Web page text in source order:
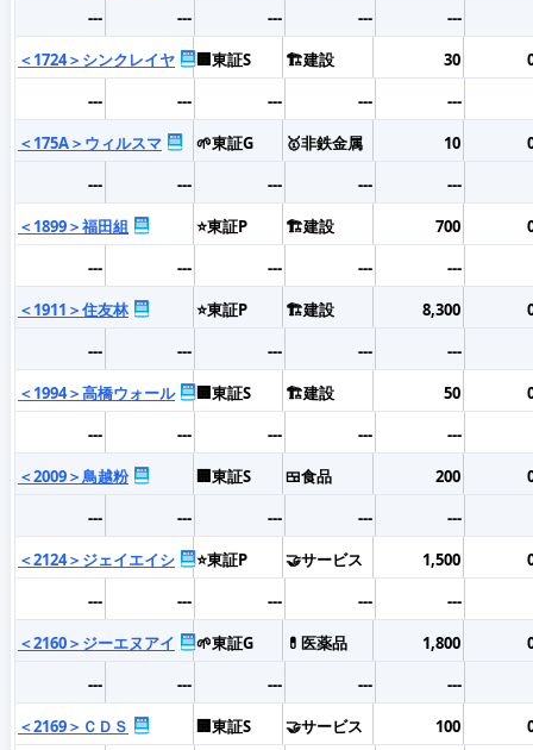
---
--- --- ---
---
＜1724＞シンクレイヤ
🏢東証S 🏗️建設 30
---
--- --- ---
---
＜175A＞ウィルスマ
🌱東証G 🥇非鉄金属 10
---
--- --- ---
---
＜1899＞福田組
⭐東証P 🏗️建設 700
---
--- --- ---
---
＜1911＞住友林
⭐東証P 🏗️建設 8,300
---
--- --- ---
---
＜1994＞高橋ウォール
🏢東証S 🏗️建設 50
---
--- --- ---
---
＜2009＞鳥越粉
🏢東証S 🍱食品 200
---
--- --- ---
---
＜2124＞ジェイエイシ
⭐東証P 🤝サービス 1,500
---
--- --- ---
---
＜2160＞ジーエヌアイ
🌱東証G 💊医薬品 1,800
---
--- --- ---
---
＜2169＞ＣＤＳ
🏢東証S 🤝サービス 100